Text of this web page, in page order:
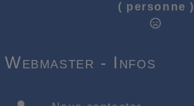
( personne )
Webmaster - Infos